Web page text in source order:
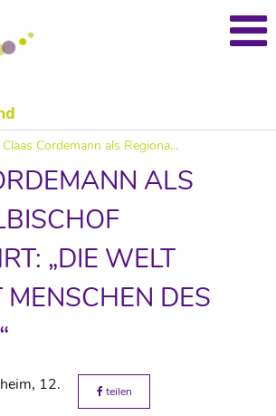
Claas Cordemann als Regiona...
ALS
„DIE WELT
DES
12.
teilen